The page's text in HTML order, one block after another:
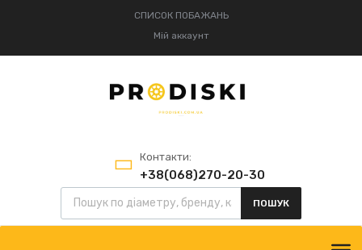
СПИСОК ПОБАЖАНЬ
Мій аккаунт
Контакти:
+38(068)270-20-30
+38(095)834-52-75
ПОШУК